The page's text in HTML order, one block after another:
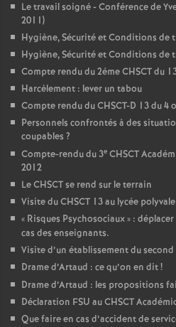
Le travail soigné - Conférence de
2011)
Hygiène, Sécurité et Conditions de
Hygiène, Sécurité et Conditions de
Compte rendu du 2éme CHSCT du
Harcèlement : lever un tabou
Compte rendu du CHSCT-D 13 du 4
Personnels confrontés à des
coupables ?
Compte-rendu du 3e CHSCT
2012
Le CHSCT se rend sur le terrain
Visite du CHSCT 13 au lycée
« Risques Psychosociaux» :
cas des enseignants.
Visite d’un établissement du
Drame d’Artaud : ce qu’on en dit!
Drame d’Artaud : les propositions
Déclaration FSU au CHSCT
Que faire en cas d’accident de